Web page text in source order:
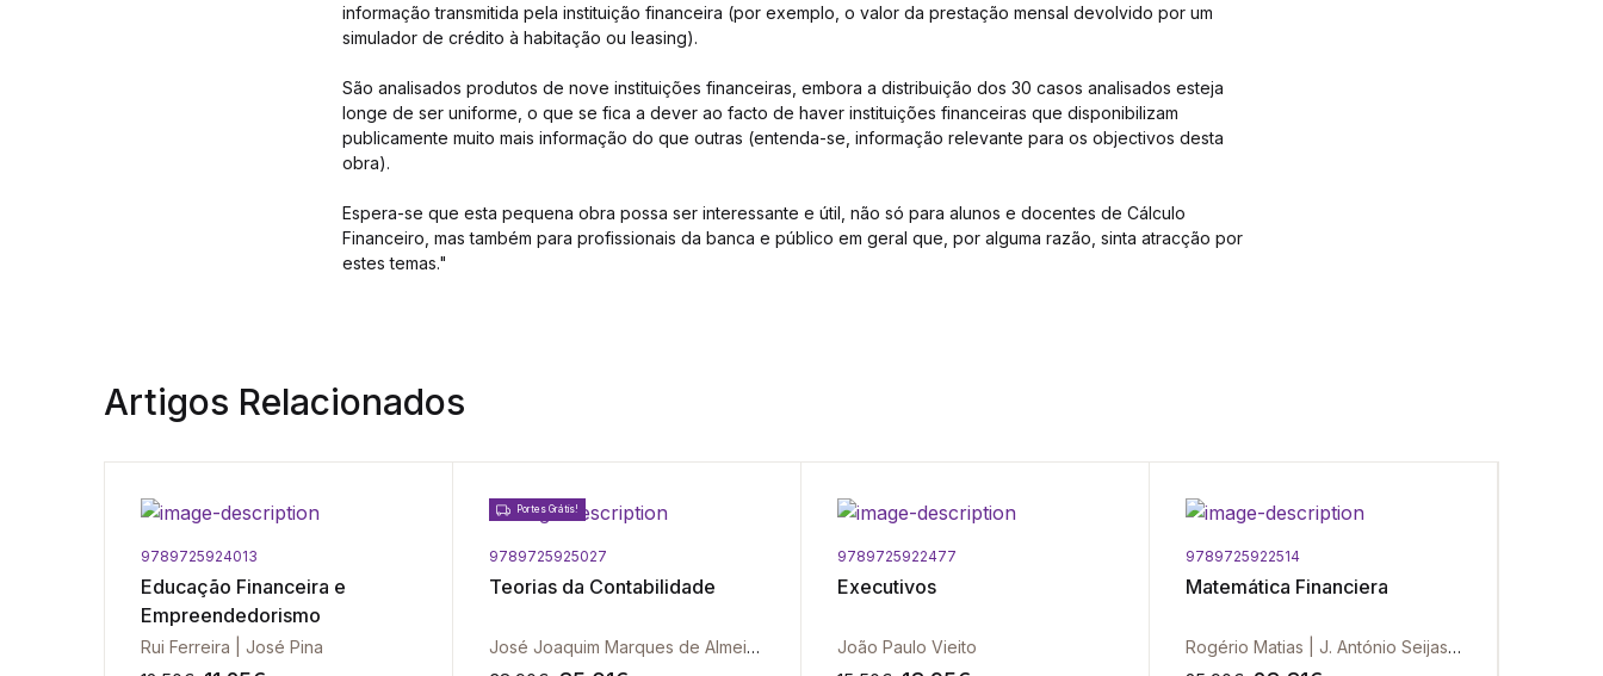
informação transmitida pela instituição financeira (por exemplo, o valor da prestação mensal devolvido por um
simulador de crédito à habitação ou leasing).
São analisados produtos de nove instituições financeiras, embora a distribuição dos 30 casos analisados esteja
longe de ser uniforme, o que se fica a dever ao facto de haver instituições financeiras que disponibilizam
publicamente muito mais informação do que outras (entenda-se, informação relevante para os objectivos desta
obra).
Espera-se que esta pequena obra possa ser interessante e útil, não só para alunos e docentes de Cálculo
Financeiro, mas também para profissionais da banca e público em geral que, por alguma razão, sinta atracção por
estes temas."
Artigos Relacionados
9789725924013
Educação Financeira e
Empreendedorismo
Rui Ferreira | José Pina
Portes Grátis!
9789725925027
Teorias da Contabilidade
José Joaquim Marques de Almeida | Bruno José Machado De Almeida
9789725922477
Executivos
João Paulo Vieito
9789725922514
Matemática Financiera
Rogério Matias | J. António Seijas Macías